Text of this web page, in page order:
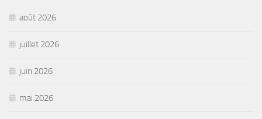
août 2026
juillet 2026
juin 2026
mai 2026